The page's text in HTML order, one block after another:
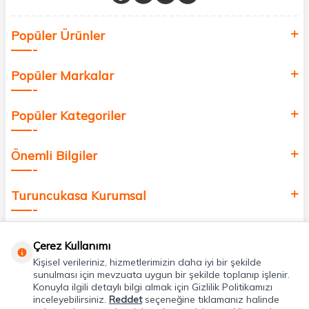
değer katmak için bize katılın!
Popüler Ürünler
Popüler Markalar
Popüler Kategoriler
Önemli Bilgiler
Turuncukasa Kurumsal
Uygulamalarımız
Çerez Kullanımı
Kişisel verileriniz, hizmetlerimizin daha iyi bir şekilde
sunulması için mevzuata uygun bir şekilde toplanıp işlenir.
Konuyla ilgili detaylı bilgi almak için Gizlilik Politikamızı
inceleyebilirsiniz. Reddetseçeneğine tıklamanız halinde